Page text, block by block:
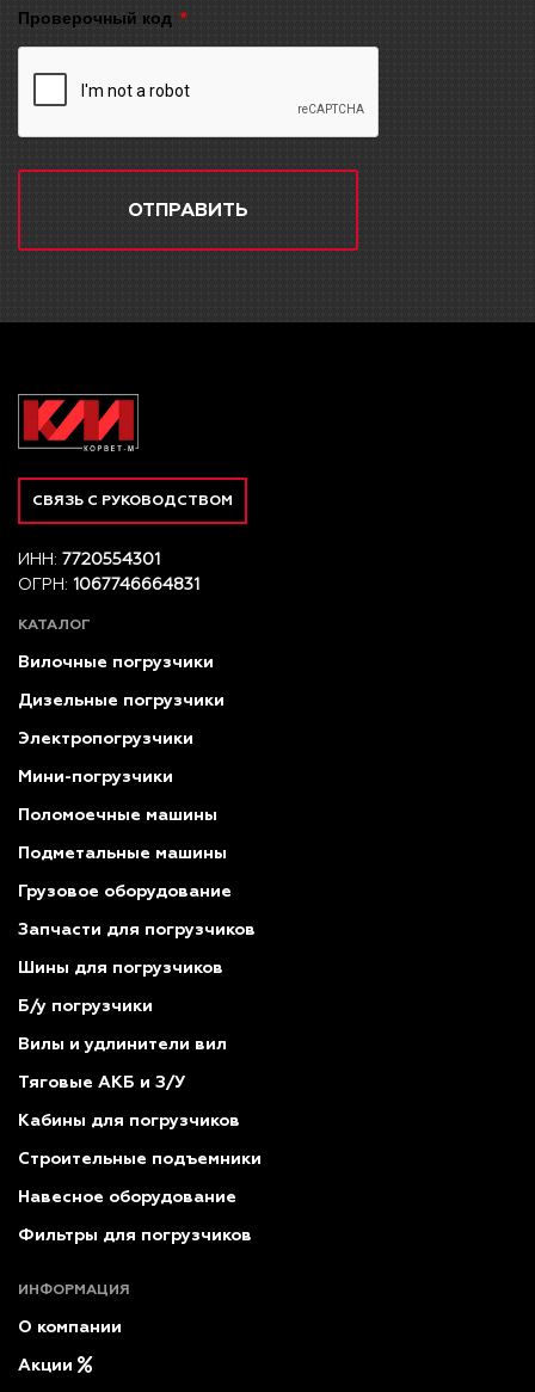
Проверочный код
ОТПРАВИТЬ
СВЯЗЬ С РУКОВОДСТВОМ
ИНН: 7720554301
ОГРН: 1067746664831
КАТАЛОГ
Вилочные погрузчики
Дизельные погрузчики
Электропогрузчики
Мини-погрузчики
Поломоечные машины
Подметальные машины
Грузовое оборудование
Запчасти для погрузчиков
Шины для погрузчиков
Б/у погрузчики
Вилы и удлинители вил
Тяговые АКБ и З/У
Кабины для погрузчиков
Строительные подъемники
Навесное оборудование
Фильтры для погрузчиков
ИНФОРМАЦИЯ
О компании
Акции